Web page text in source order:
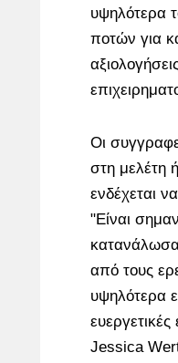
υψηλότερα
ποτών για
Οι
στη μελέτη
ενδέχεται
"Είναι
από τους
υψηλότερα
Jessica